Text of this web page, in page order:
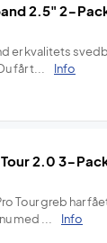
2.5" 2-
er kvalitets
får t...
Info
2.0 3-
Tour greb har
med ...
Info